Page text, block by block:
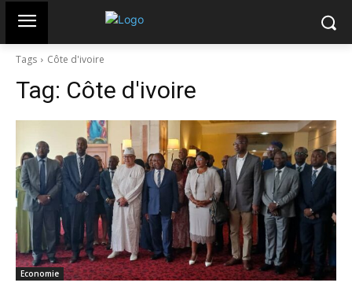
Tags Côte d'ivoire
Tag: Côte d'ivoire
Economie